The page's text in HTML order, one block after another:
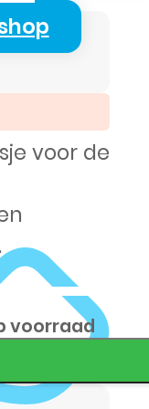
voor de
voorraad